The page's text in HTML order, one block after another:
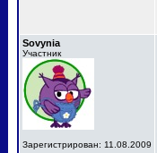
Sovynia
Участник
Зарегистрирован: 11.08.2009